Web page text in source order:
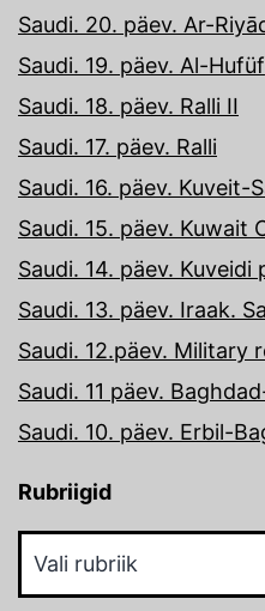
Saudi. 20. päev. Ar-
Saudi. 19. päev. Al-Hufüf
Saudi. 18. päev. Ralli II
Saudi. 17. päev. Ralli
Saudi. 16. päev. Kuveit-
Saudi. 15. päev. Kuwait
Saudi. 14. päev. Kuveidi
Saudi. 13. päev. Iraak.
Saudi. 12.päev. Military
Saudi. 11 päev.
Saudi. 10. päev. Erbil-
Rubriigid